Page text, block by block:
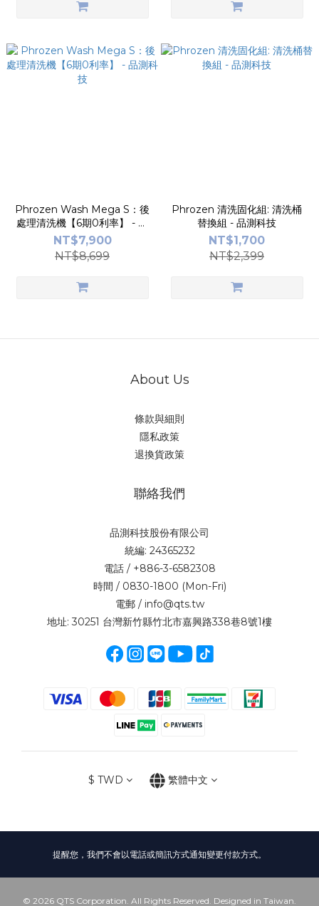
Phrozen Wash Mega S：後
處理清洗機【6期0利率】 - 品
測科技
NT$7,900
NT$8,699
Phrozen 清洗固化組: 清洗桶
替換組 - 品測科技
NT$1,700
NT$2,399
About Us
條款與細則
隱私政策
退換貨政策
聯絡我們
品測科技股份有限公司
統編: 24365232
電話 / +886-3-6582308
時間 / 0830-1800 (Mon-Fri)
電郵 / info@qts.tw
地址: 30251 台灣新竹縣竹北市嘉興路338巷8號1樓
$ TWD 繁體中文
提醒您，我們不會以電話或簡訊方式通知變更付款方式。
© 2026 QTS Corporation. All Rights Reserved. Designed in Taiwan.